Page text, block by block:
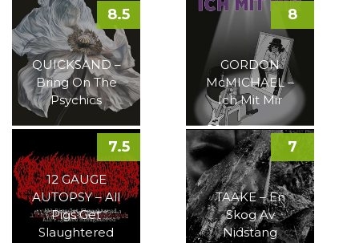
QUICKSAND –
Bring On The
Psychics
8.5
GORDON
McMICHAEL –
Ich Mit Mir
8
12 GAUGE
AUTOPSY – All
Pigs Get
Slaughtered
7.5
TAAKE – En
Skog Av
Nidstang
7